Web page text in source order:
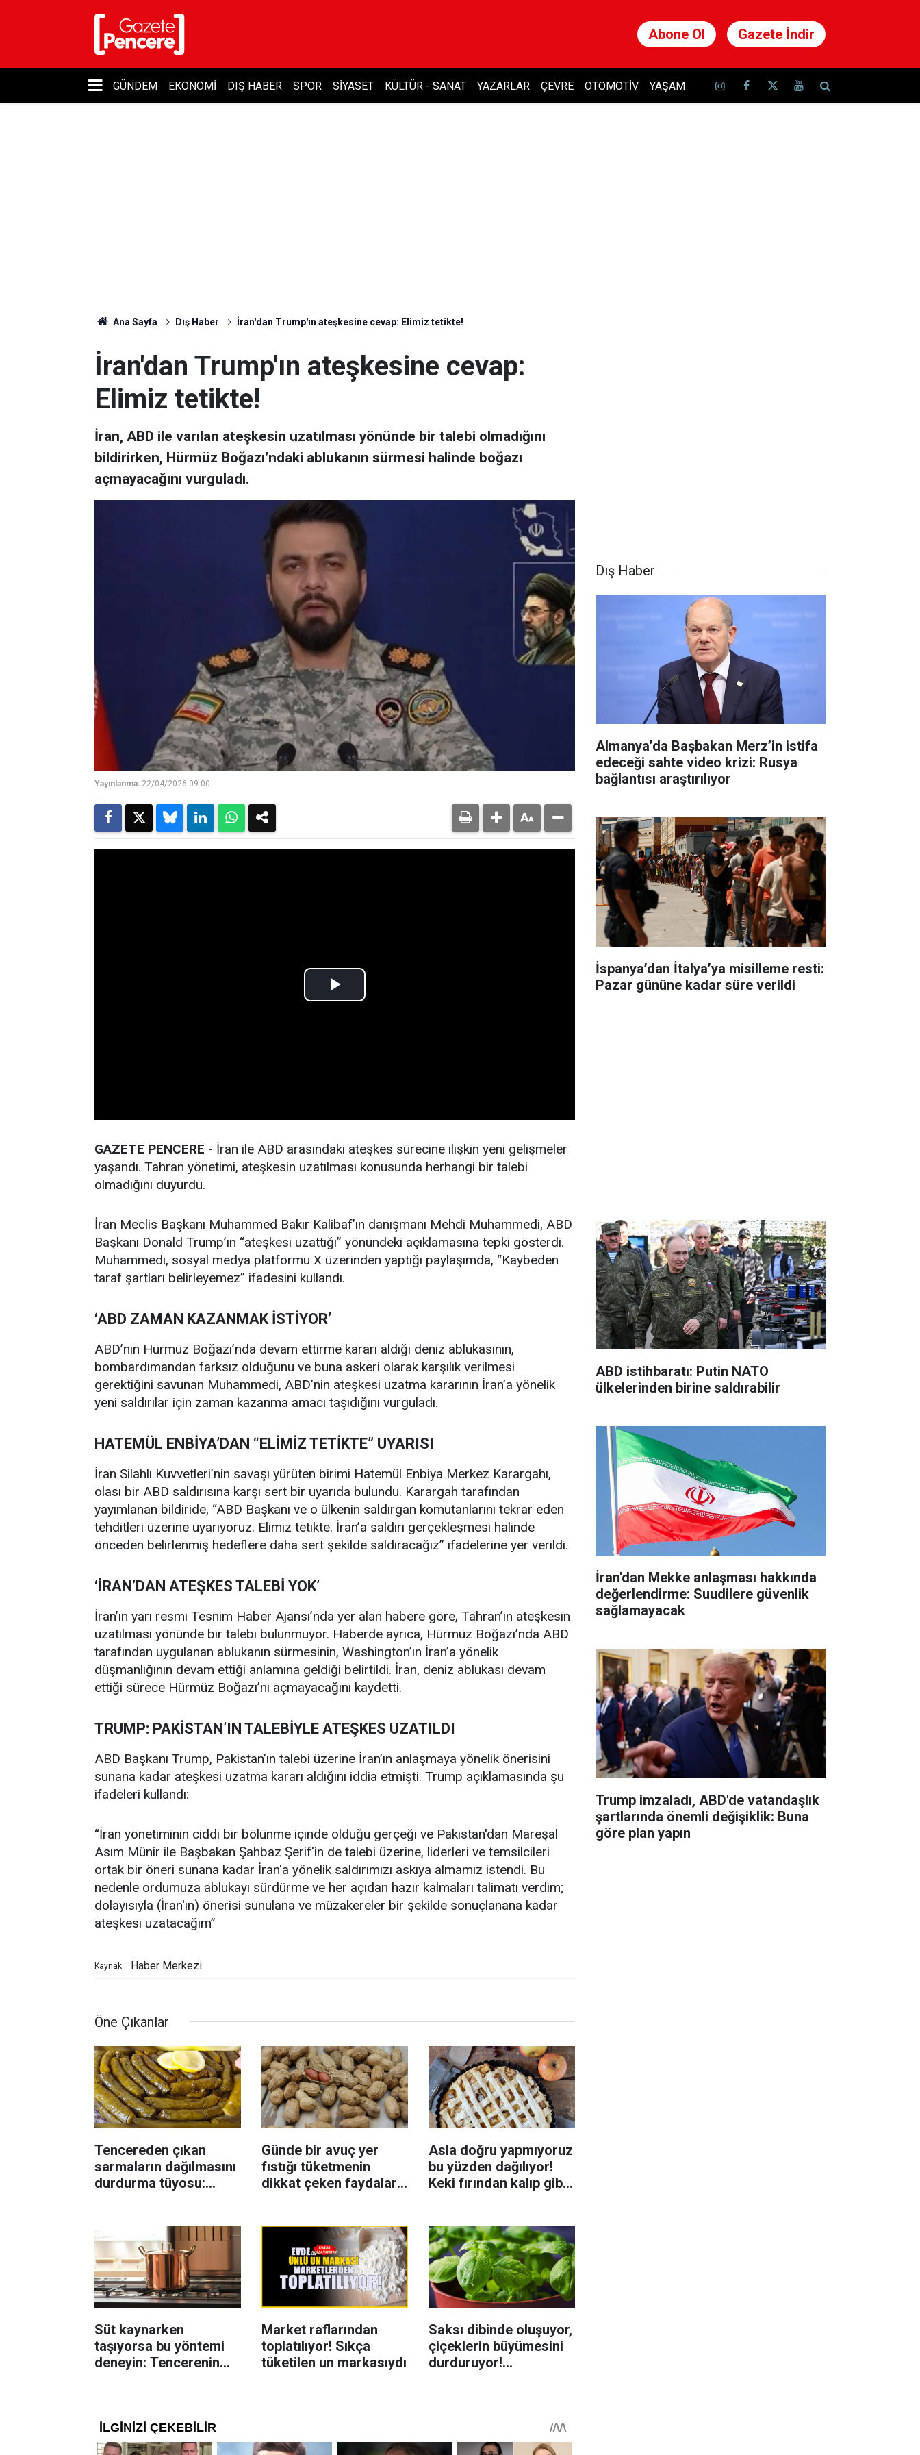
Abone Ol Gazete İndir
GÜNDEM EKONOMI DIŞ HABER SPOR SIYASET KÜLTÜR - SANAT YAZARLAR ÇEVRE OTOMOTIV YAŞAM
Ana Sayfa Dış Haber İran'dan Trump'ın ateşkesine cevap: Elimiz tetikte!
İran'dan Trump'ın ateşkesine cevap:
Elimiz tetikte!
İran, ABD ile varılan ateşkesin uzatılması yönünde bir talebi olmadığını
bildirirken, Hürmüz Boğazı’ndaki ablukanın sürmesi halinde boğazı
açmayacağını vurguladı.
Yayınlanma: 22/04/2026 09:00
GAZETE PENCERE - İran ile ABD arasındaki ateşkes sürecine ilişkin yeni gelişmeler
yaşandı. Tahran yönetimi, ateşkesin uzatılması konusunda herhangi bir talebi
olmadığını duyurdu.
İran Meclis Başkanı Muhammed Bakır Kalibaf’ın danışmanı Mehdi Muhammedi, ABD
Başkanı Donald Trump’ın “ateşkesi uzattığı” yönündeki açıklamasına tepki gösterdi.
Muhammedi, sosyal medya platformu X üzerinden yaptığı paylaşımda, “Kaybeden
taraf şartları belirleyemez” ifadesini kullandı.
‘ABD ZAMAN KAZANMAK İSTİYOR’
ABD’nin Hürmüz Boğazı’nda devam ettirme kararı aldığı deniz ablukasının,
bombardımandan farksız olduğunu ve buna askeri olarak karşılık verilmesi
gerektiğini savunan Muhammedi, ABD’nin ateşkesi uzatma kararının İran’a yönelik
yeni saldırılar için zaman kazanma amacı taşıdığını vurguladı.
HATEMÜL ENBİYA’DAN “ELİMİZ TETİKTE” UYARISI
İran Silahlı Kuvvetleri’nin savaşı yürüten birimi Hatemül Enbiya Merkez Karargahı,
olası bir ABD saldırısına karşı sert bir uyarıda bulundu. Karargah tarafından
yayımlanan bildiride, “ABD Başkanı ve o ülkenin saldırgan komutanlarını tekrar eden
tehditleri üzerine uyarıyoruz. Elimiz tetikte. İran’a saldırı gerçekleşmesi halinde
önceden belirlenmiş hedeflere daha sert şekilde saldıracağız” ifadelerine yer verildi.
‘İRAN’DAN ATEŞKES TALEBİ YOK’
İran’ın yarı resmi Tesnim Haber Ajansı’nda yer alan habere göre, Tahran’ın ateşkesin
uzatılması yönünde bir talebi bulunmuyor. Haberde ayrıca, Hürmüz Boğazı’nda ABD
tarafından uygulanan ablukanın sürmesinin, Washington’ın İran’a yönelik
düşmanlığının devam ettiği anlamına geldiği belirtildi. İran, deniz ablukası devam
ettiği sürece Hürmüz Boğazı’nı açmayacağını kaydetti.
TRUMP: PAKİSTAN’IN TALEBİYLE ATEŞKES UZATILDI
ABD Başkanı Trump, Pakistan’ın talebi üzerine İran’ın anlaşmaya yönelik önerisini
sunana kadar ateşkesi uzatma kararı aldığını iddia etmişti. Trump açıklamasında şu
ifadeleri kullandı:
“İran yönetiminin ciddi bir bölünme içinde olduğu gerçeği ve Pakistan'dan Mareşal
Asım Münir ile Başbakan Şahbaz Şerif'in de talebi üzerine, liderleri ve temsilcileri
ortak bir öneri sunana kadar İran'a yönelik saldırımızı askıya almamız istendi. Bu
nedenle ordumuza ablukayı sürdürme ve her açıdan hazır kalmaları talimatı verdim;
dolayısıyla (İran'ın) önerisi sunulana ve müzakereler bir şekilde sonuçlanana kadar
ateşkesi uzatacağım”
Kaynak: Haber Merkezi
Öne Çıkanlar
Tencereden çıkan
sarmaların dağılmasını
durdurma tüyosu:
Günde bir avuç yer
fıstığı tüketmenin
dikkat çeken faydaları:
Asla doğru yapmıyoruz
bu yüzden dağılıyor!
Keki fırından kalıp gibi
Süt kaynarken
taşıyorsa bu yöntemi
deneyin: Tencerenin
Market raflarından
toplatılıyor! Sıkça
tüketilen un markasıydı
Saksı dibinde oluşuyor,
çiçeklerin büyümesini
durduruyor!
Dış Haber
Almanya’da Başbakan Merz’in istifa
edeceği sahte video krizi: Rusya
bağlantısı araştırılıyor
İspanya’dan İtalya’ya misilleme resti:
Pazar gününe kadar süre verildi
ABD istihbaratı: Putin NATO
ülkelerinden birine saldırabilir
İran'dan Mekke anlaşması hakkında
değerlendirme: Suudilere güvenlik
sağlamayacak
Trump imzaladı, ABD'de vatandaşlık
şartlarında önemli değişiklik: Buna
göre plan yapın